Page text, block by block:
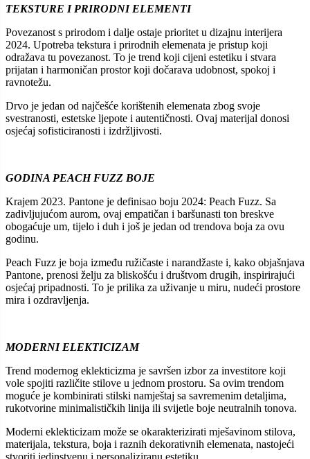
TEKSTURE I PRIRODNI ELEMENTI
Povezanost s prirodom i dalje ostaje prioritet u dizajnu interijera
2024. Upotreba tekstura i prirodnih elemenata je pristup koji
odražava tu povezanost. To je trend koji cijeni estetiku i stvara
prijatan i harmoničan prostor koji dočarava udobnost, spokoj i
ravnotežu.
Drvo je jedan od najčešće korištenih elemenata zbog svoje
svestranosti, estetske ljepote i autentičnosti. Ovaj materijal donosi
osjećaj sofisticiranosti i izdržljivosti.
GODINA PEACH FUZZ BOJE
Krajem 2023. Pantone je definisao boju 2024: Peach Fuzz. Sa
zadivljujućom aurom, ovaj empatičan i baršunasti ton breskve
obogaćuje um, tijelo i duh i još je jedan od trendova boja za ovu
godinu.
Peach Fuzz je boja između ružičaste i narandžaste i, kako objašnjava
Pantone, prenosi želju za bliskošću i društvom drugih, inspirirajući
osjećaj pripadnosti. To je prilika za uživanje u miru, nudeći prostore
mira i ozdravljenja.
MODERNI ELEKTICIZAM
Trend modernog eklekticizma je savršen izbor za investitore koji
vole spojiti različite stilove u jednom prostoru. Sa ovim trendom
moguće je kombinirati stilski namještaj sa savremenim detaljima,
rukotvorine minimalističkih linija ili svijetle boje neutralnih tonova.
Moderni eklekticizam može se okarakterizirati mješavinom stilova,
materijala, tekstura, boja i raznih dekorativnih elemenata, nastojeći
stvoriti jedinstvenu i personaliziranu estetiku.